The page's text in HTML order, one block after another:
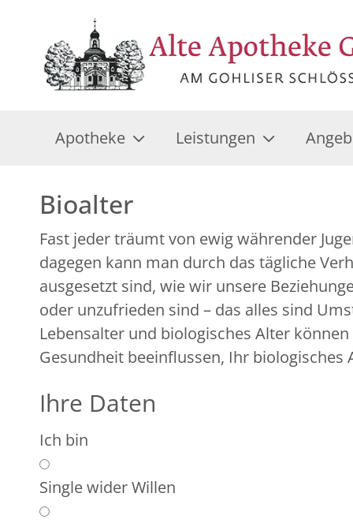
Apotheke Leistungen
Bioalter
Fast jeder träumt von ewig währender
dagegen kann man durch das tägliche
ausgesetzt sind, wie wir unsere
oder unzufrieden sind – das alles sind
Lebensalter und biologisches Alter
Gesundheit beeinflussen, Ihr biologisches
Ihre Daten
Ich bin
Single wider Willen